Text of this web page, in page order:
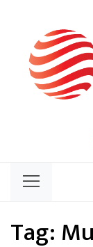
Tag: